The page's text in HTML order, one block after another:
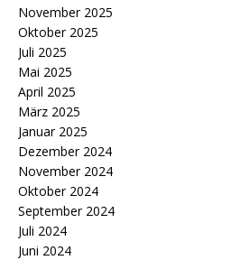
November 2025
Oktober 2025
Juli 2025
Mai 2025
April 2025
März 2025
Januar 2025
Dezember 2024
November 2024
Oktober 2024
September 2024
Juli 2024
Juni 2024